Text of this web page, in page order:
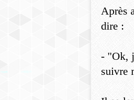
Après
dire :
- "Ok,
suivre